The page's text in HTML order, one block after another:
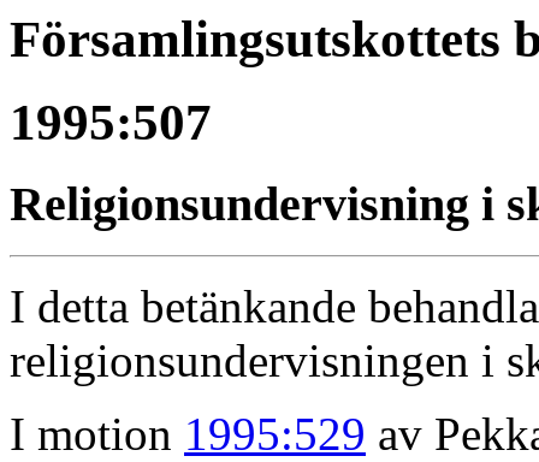
Församlingsutskottets
1995:507
Religionsundervisning i
I detta betänkande
religionsundervisningen i
I motion 1995:529 av